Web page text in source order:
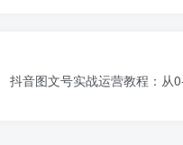
抖音图文号实战运营教程：从